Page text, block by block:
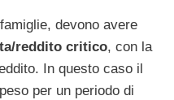
devono avere
reddito critico, con la
In questo caso il
per un periodo di